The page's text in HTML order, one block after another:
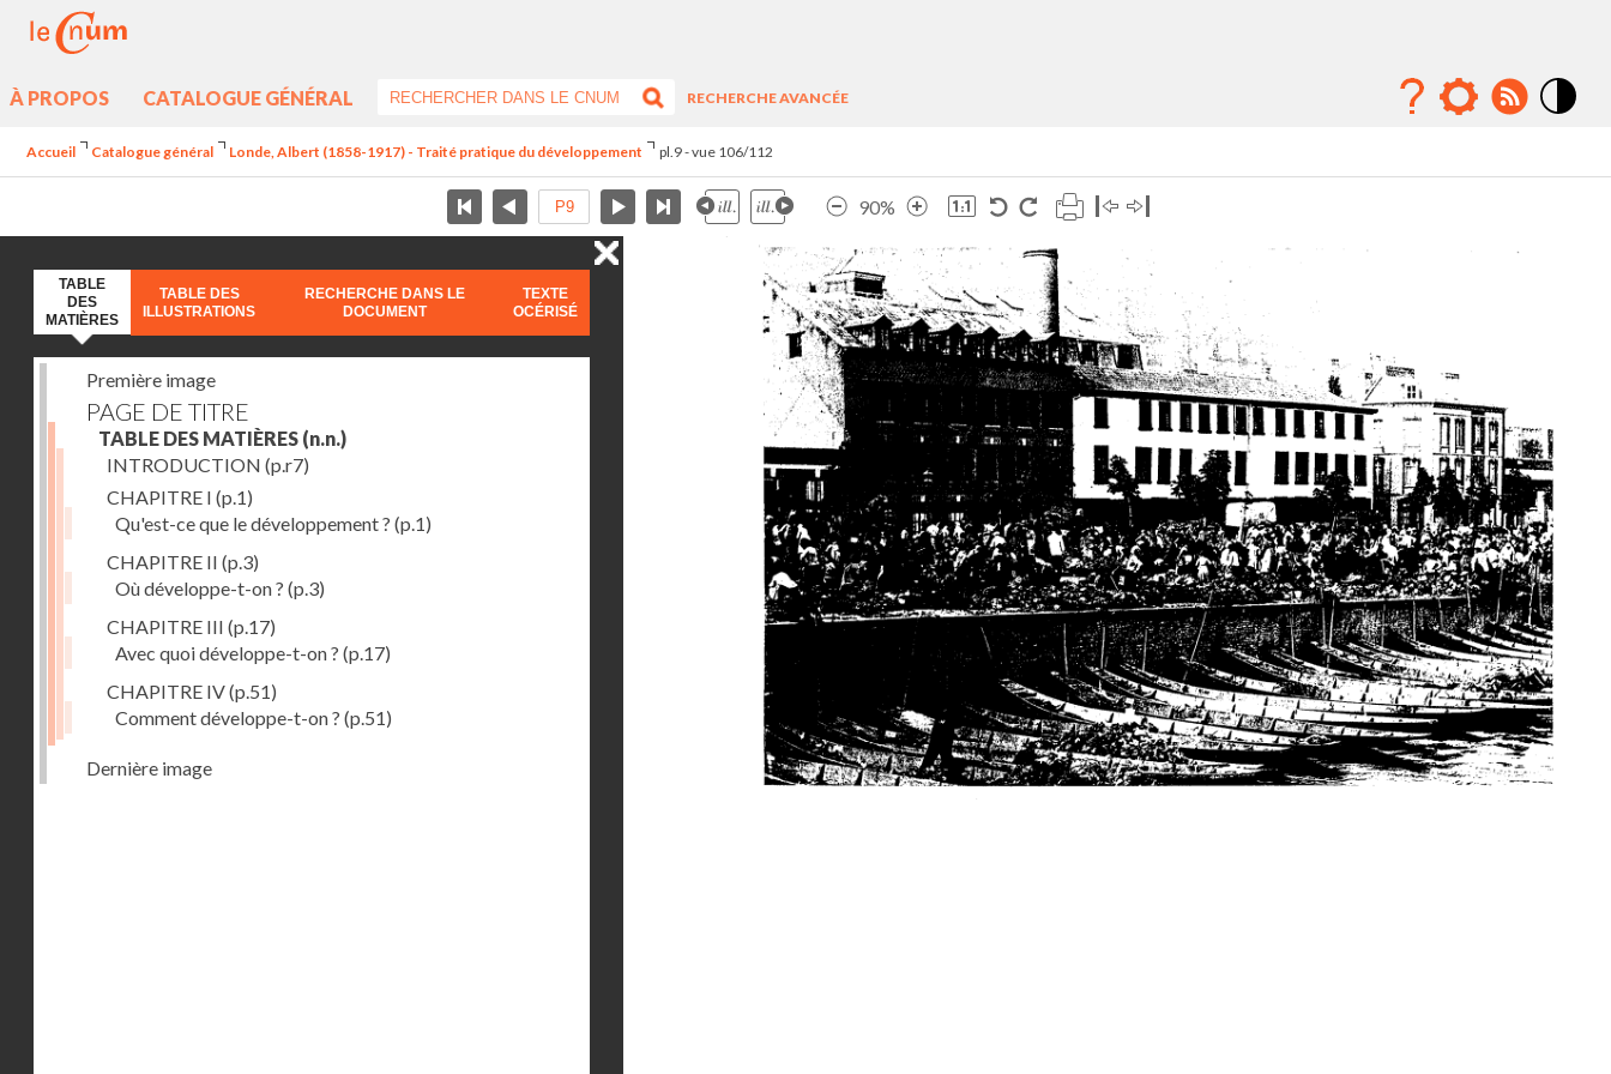
À PROPOS CATALOGUE GÉNÉRAL
RECHERCHE AVANCÉE
Accueil Catalogue général Londe, Albert (1858-1917) - Traité pratique du développement pl.9 - vue 106/112
90%
TABLE
DES
MATIÈRES
TABLE DES
ILLUSTRATIONS
RECHERCHE DANS LE
DOCUMENT
TEXTE
OCÉRISÉ
Première image
PAGE DE TITRE
TABLE DES MATIÈRES (n.n.)
INTRODUCTION (p.r7)
CHAPITRE I (p.1)
Qu'est-ce que le développement ? (p.1)
CHAPITRE II (p.3)
Où développe-t-on ? (p.3)
CHAPITRE III (p.17)
Avec quoi développe-t-on ? (p.17)
CHAPITRE IV(p.51)
Comment développe-t-on ? (p.51)
Dernière image